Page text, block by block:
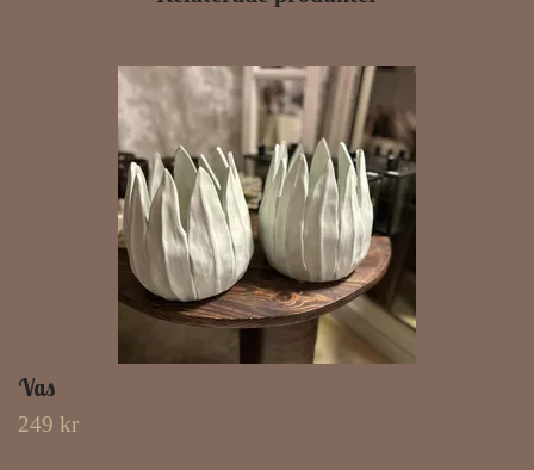
Vas
249 kr